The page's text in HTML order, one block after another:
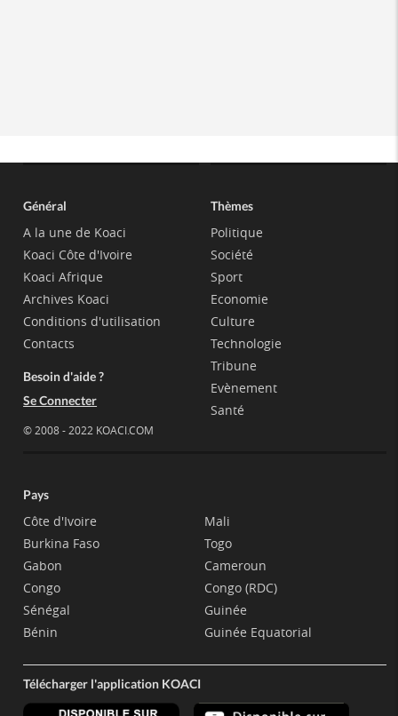
Général
A la une de Koaci
Koaci Côte d'Ivoire
Koaci Afrique
Archives Koaci
Conditions d'utilisation
Contacts
Besoin d'aide ?
Se Connecter
© 2008 - 2022 KOACI.COM
Thèmes
Politique
Société
Sport
Economie
Culture
Technologie
Tribune
Evènement
Santé
Pays
Côte d'Ivoire
Burkina Faso
Gabon
Congo
Sénégal
Bénin
Mali
Togo
Cameroun
Congo (RDC)
Guinée
Guinée Equatorial
Télécharger l'application KOACI